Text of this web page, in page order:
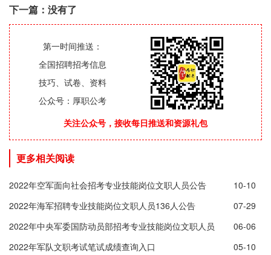
下一篇：没有了
第一时间推送：
全国招聘招考信息
技巧、试卷、资料
公众号：厚职公考
关注公众号，接收每日推送和资源礼包
更多相关阅读
2022年空军面向社会招考专业技能岗位文职人员公告
（403人）
10-10
2022年海军招聘专业技能岗位文职人员136人公告
07-29
2022年中央军委国防动员部招考专业技能岗位文职人员
1653人公告
06-06
2022年军队文职考试笔试成绩查询入口
05-10